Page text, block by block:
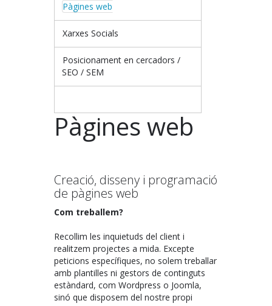
Pàgines web
Xarxes Socials
Posicionament en cercadors /
SEO / SEM
Pàgines web
Creació, disseny i programació
de pàgines web
Com treballem?
Recollim les inquietuds del client i
realitzem projectes a mida. Excepte
peticions específiques, no solem treballar
amb plantilles ni gestors de continguts
estàndard, com Wordpress o Joomla,
sinó que disposem del nostre propi